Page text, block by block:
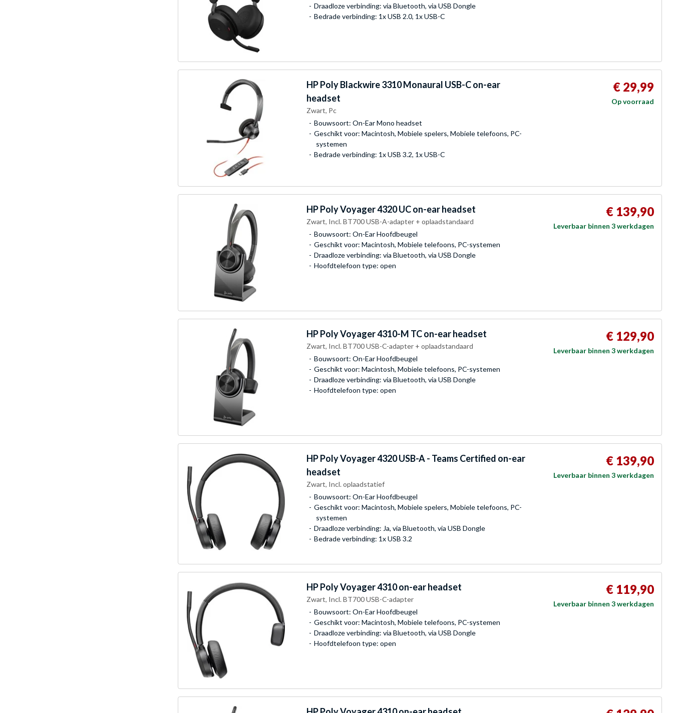
Draadloze verbinding: via Bluetooth, via USB Dongle
Bedrade verbinding: 1x USB 2.0, 1x USB-C
HP PolyBlackwire 3310 Monaural USB-C on-ear
headset
Zwart, Pc
Bouwsoort: On-Ear Mono headset
Geschikt voor: Macintosh, Mobiele spelers, Mobiele telefoons, PC-
systemen
Bedrade verbinding: 1x USB 3.2, 1x USB-C
€ 29,99
Op voorraad
HP PolyVoyager 4320 UC on-ear headset
Zwart, Incl. BT700 USB-A-adapter + oplaadstandaard
Bouwsoort: On-Ear Hoofdbeugel
Geschikt voor: Macintosh, Mobiele telefoons, PC-systemen
Draadloze verbinding: via Bluetooth, via USB Dongle
Hoofdtelefoon type: open
€ 139,90
Leverbaar binnen 3 werkdagen
HP PolyVoyager 4310-M TC on-ear headset
Zwart, Incl. BT700 USB-C-adapter + oplaadstandaard
Bouwsoort: On-Ear Hoofdbeugel
Geschikt voor: Macintosh, Mobiele telefoons, PC-systemen
Draadloze verbinding: via Bluetooth, via USB Dongle
Hoofdtelefoon type: open
€ 129,90
Leverbaar binnen 3 werkdagen
HP PolyVoyager 4320 USB-A - Teams Certified on-ear
headset
Zwart, Incl. oplaadstatief
Bouwsoort: On-Ear Hoofdbeugel
Geschikt voor: Macintosh, Mobiele spelers, Mobiele telefoons, PC-
systemen
Draadloze verbinding: Ja, via Bluetooth, via USB Dongle
Bedrade verbinding: 1x USB 3.2
€ 139,90
Leverbaar binnen 3 werkdagen
HP PolyVoyager 4310 on-ear headset
Zwart, Incl. BT700 USB-C-adapter
Bouwsoort: On-Ear Hoofdbeugel
Geschikt voor: Macintosh, Mobiele telefoons, PC-systemen
Draadloze verbinding: via Bluetooth, via USB Dongle
Hoofdtelefoon type: open
€ 119,90
Leverbaar binnen 3 werkdagen